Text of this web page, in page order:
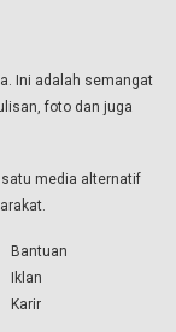
Ini adalah semangat
foto dan juga
media alternatif
Bantuan
Iklan
Karir